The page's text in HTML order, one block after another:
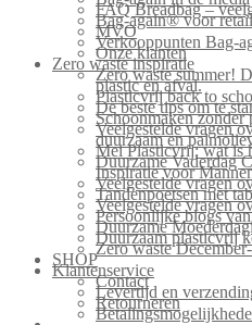
FAQ Breadbag –
Bag-again® voor
MVO
Verkooppunten Bag-
Onze klanten
Zero waste inspiratie
Zero waste summer!
plastic en afval.
Plasticvrij back to
De beste tips om te
Schoonmaken zonder
Veelgestelde vragen
duurzaam en
Mei Plasticvrij: wat is
Duurzame Vaderdag
Inspiratie voor
Veelgestelde vragen
Tandenpoetsen met
Veelgestelde vragen
Persoonlijke blogs
Duurzame
Duurzaam plasticvrij
Zero waste
SHOP
Klantenservice
Contact
Levertijd en
Retourneren